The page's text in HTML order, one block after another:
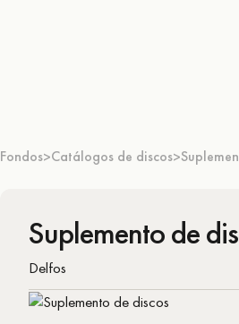
Fondos>Catálogos de discos>
Suplemento de
Delfos